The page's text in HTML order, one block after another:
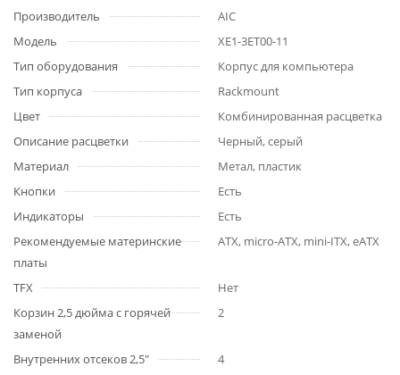
Производитель
AIC
Модель
XE1-3ET00-11
Тип оборудования
Корпус для компьютера
Тип корпуса
Rackmount
Цвет
Комбинированная расцветка
Описание расцветки
Черный, серый
Материал
Метал, пластик
Кнопки
Есть
Индикаторы
Есть
Рекомендуемые материнские
платы
ATX, micro-ATX, mini-ITX, eATX
ТFХ
Нет
Корзин 2,5 дюйма с горячей
заменой
2
Внутренних отсеков 2,5"
4